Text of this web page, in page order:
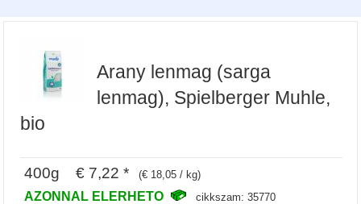
Arany lenmag (sarga
lenmag), Spielberger Muhle,
bio
400g € 7,22 * (€ 18,05 / kg)
AZONNAL ELERHETO cikkszam: 35770